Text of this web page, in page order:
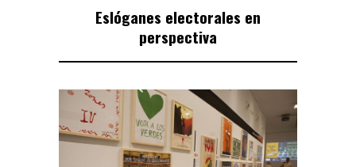
Eslóganes electorales en
perspectiva